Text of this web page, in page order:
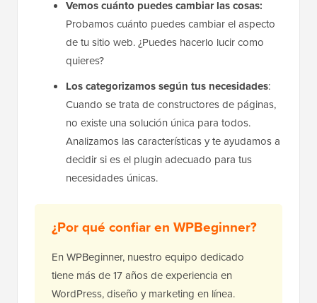
Vemos cuánto puedes cambiar las cosas:
Probamos cuánto puedes cambiar el aspecto
de tu sitio web. ¿Puedes hacerlo lucir como
quieres?
Los categorizamos según tus necesidades:
Cuando se trata de constructores de páginas,
no existe una solución única para todos.
Analizamos las características y te ayudamos a
decidir si es el plugin adecuado para tus
necesidades únicas.
¿Por qué confiar en WPBeginner?
En WPBeginner, nuestro equipo dedicado
tiene más de 17 años de experiencia en
WordPress, diseño y marketing en línea.